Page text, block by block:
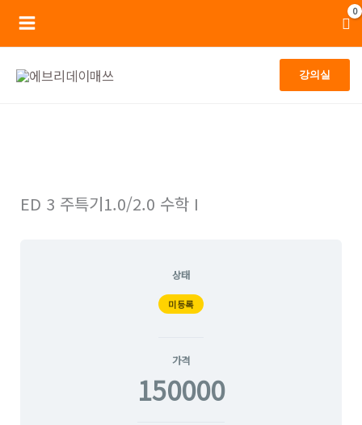
Main
Menu
강의실
ED 3 주특기1.0/2.0 수학 I
상태
미등록
가격
150000